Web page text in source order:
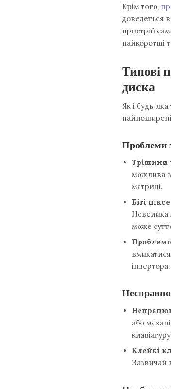
Крім того,
доведеться
пристрій
найкоротші
Типові
диска
Як і будь-
Проблеми
Тріщини
можлива
матриці.
Біті
Невелика
може
інвертора.
або
Клейкі
Зазвичай